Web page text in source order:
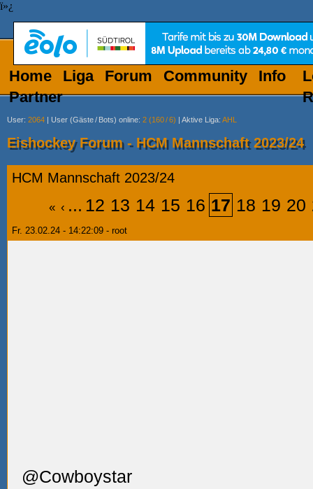
ï»¿
Home Liga Forum Community
Info
Partner
User: 2064 | User (Gäste/ Bots) online: 2 (160/6) | Aktive Liga: AHL
Eishockey Forum - HCM Mannschaft 2023/24
HCM Mannschaft 2023/24
« ‹ ... 12 13 14 15 16 17 18 19 20
Fr. 23.02.24 - 14:22:09 - root
@Cowboystar